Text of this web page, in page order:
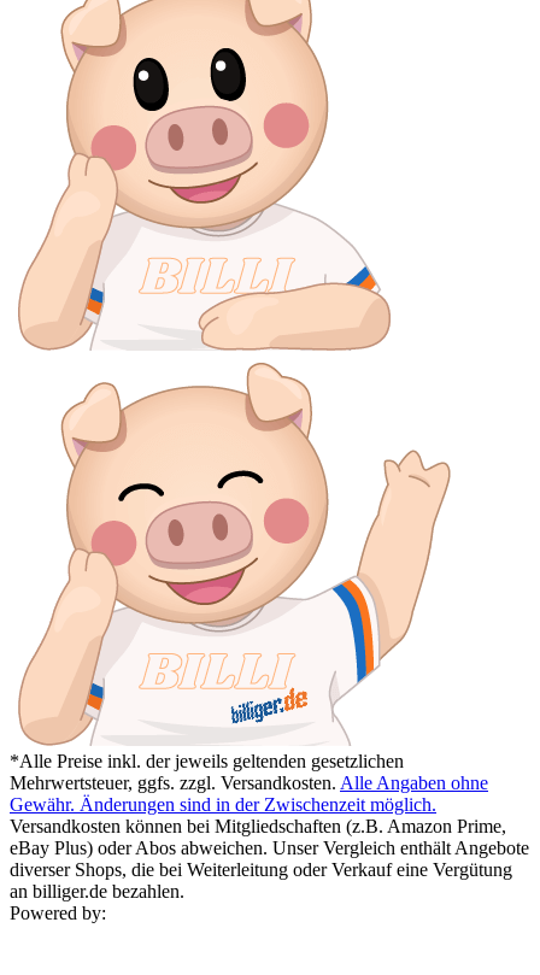
*Alle Preise inkl. der jeweils geltenden gesetzlichen
Mehrwertsteuer, ggfs. zzgl. Versandkosten. Alle Angaben ohne
Gewähr. Änderungen sind in der Zwischenzeit möglich.
Versandkosten können bei Mitgliedschaften (z.B. Amazon Prime,
eBay Plus) oder Abos abweichen. Unser Vergleich enthält Angebote
diverser Shops, die bei Weiterleitung oder Verkauf eine Vergütung
an billiger.de bezahlen.
Powered by: